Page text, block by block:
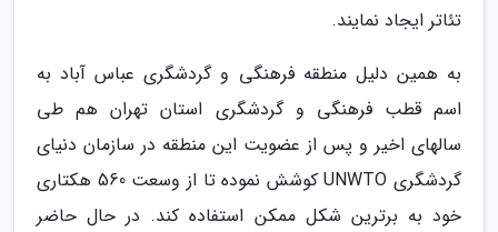
تئاتر ایجاد نمایند.
به همین دلیل منطقه فرهنگی و گردشگری عباس آباد به
اسم قطب فرهنگی و گردشگری استان تهران هم طی
سالهای اخیر و پس از عضویت این منطقه در سازمان دنیای
گردشگری UNWTO کوشش نموده تا از وسعت 560 هکتاری
خود به برترین شکل ممکن استفاده کند. در حال حاضر